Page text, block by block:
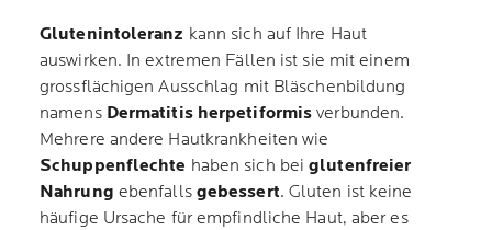
Glutenintoleranz kann sich auf Ihre Haut
auswirken. In extremen Fällen ist sie mit einem
grossflächigen Ausschlag mit Bläschenbildung
namens Dermatitis herpetiformis verbunden.
Mehrere andere Hautkrankheiten wie
Schuppenflechte haben sich beiglutenfreier
Nahrung ebenfalls gebessert. Gluten ist keine
häufige Ursache für empfindliche Haut, aber es